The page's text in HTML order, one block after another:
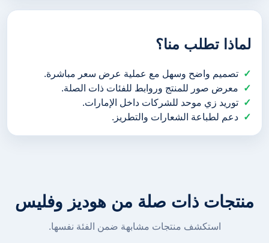
لماذا تطلب منا؟
تصميم واضح وسهل مع عملية عرض سعر مباشرة.
معرض صور للمنتج وروابط للفئات ذات الصلة.
توريد زي موحد للشركات داخل الإمارات.
دعم لطباعة الشعارات والتطريز.
منتجات ذات صلة من هوديز وفليس
استكشف منتجات مشابهة ضمن الفئة نفسها.